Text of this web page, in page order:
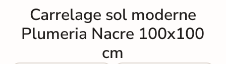
Carrelage sol moderne
Plumeria Nacre 100x100
cm